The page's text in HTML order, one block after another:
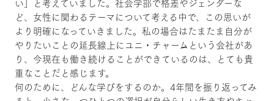
ど、女性に関わるテーマについて考える中で、この思いが
より明確になっていきました。私の場合はたまたま自分が
やりたいことの延長線上にユニ・チャームという会社があ
り、今現在も働き続けることができているのは、とても貴
重なことだと感じます。
何のために、どんな学びをするのか。4年間を振り返ってみ